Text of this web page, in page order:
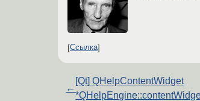
Ссылка
←
[Qt] QHelpContentWidget